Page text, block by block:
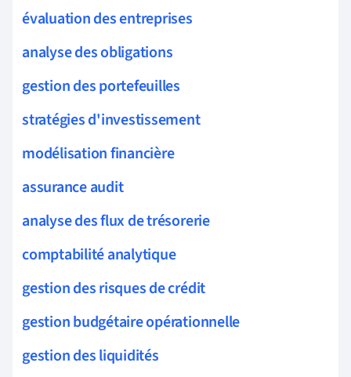
évaluation des entreprises
analyse des obligations
gestion des portefeuilles
stratégies d'investissement
modélisation financière
assurance audit
analyse des flux de trésorerie
comptabilité analytique
gestion des risques de crédit
gestion budgétaire opérationnelle
gestion des liquidités